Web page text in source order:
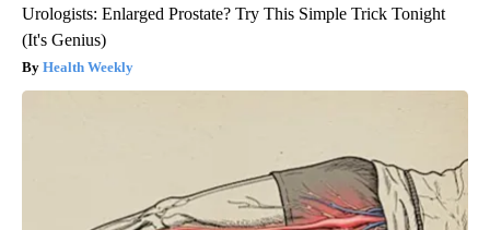
Urologists: Enlarged Prostate? Try This Simple Trick Tonight
(It's Genius)
Health Weekly